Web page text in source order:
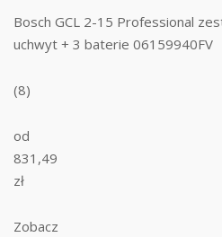
Bosch GCL 2-15 Professional
uchwyt + 3 baterie 06159940FV
(8)
od
831,49
zł
Zobacz